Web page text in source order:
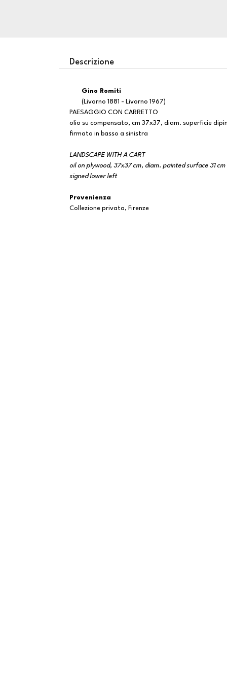
Descrizione
Gino Romiti
(Livorno 1881 - Livorno 1967)
PAESAGGIO CON CARRETTO
olio su compensato, cm 37x37, diam. superficie
firmato in basso a sinistra
LANDSCAPE WITH A CART
oil on plywood, 37x37 cm, diam. painted surface 31 cm
signed lower left
Provenienza
Collezione privata, Firenze